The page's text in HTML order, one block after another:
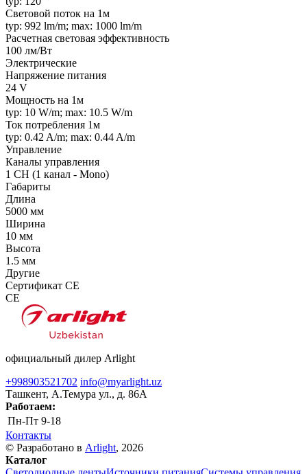
Световой поток на 1м
typ: 992 lm/m; max: 1000 lm/m
Расчетная световая эффективность
100 лм/Вт
Электрические
Напряжение питания
24 V
Мощность на 1м
typ: 10 W/m; max: 10.5 W/m
Ток потребления 1м
typ: 0.42 A/m; max: 0.44 A/m
Управление
Каналы управления
1 CH (1 канал - Mono)
Габариты
Длина
5000 мм
Ширина
10 мм
Высота
1.5 мм
Другие
Сертификат CE
CE
официальный дилер Arlight
+998903521702 info@myarlight.uz
Ташкент, А.Темура ул., д. 86А
Работаем:
Пн-Пт 9-18
Контакты
© Разработано в Arlight, 2026
Каталог